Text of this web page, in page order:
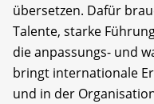
übersetzen. Dafür
Talente, starke
die anpassungs- und
bringt internationale
und in der